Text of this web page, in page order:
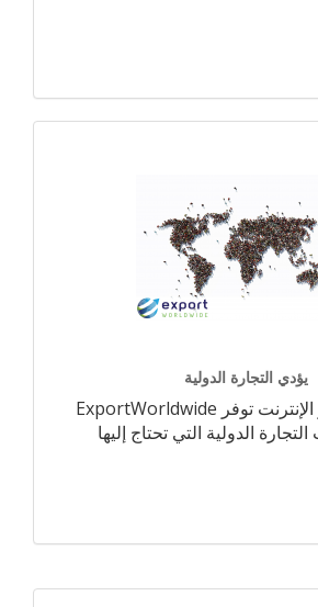
يؤدي التجارة الدولية
ExportWorldwide هي منصة عبر الإنترنت توفر
الدولية التي تحتاج إليها